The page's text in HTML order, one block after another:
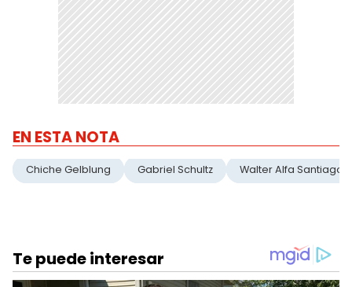
EN ESTA NOTA
Chiche Gelblung Gabriel Schultz Walter Alfa Santiago